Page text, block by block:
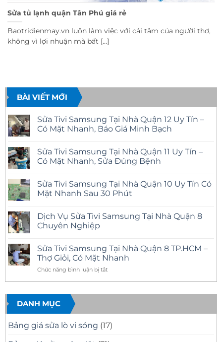
Sửa tủ lạnh quận Tân Phú giá rẻ
Baotridienmay.vn luôn làm việc với cái tâm của người thợ,
không vì lợi nhuận mà bất [...]
BÀI VIẾT MỚI
Sửa Tivi Samsung Tại Nhà Quận 12 Uy Tín –
Có Mặt Nhanh, Báo Giá Minh Bạch
bình
luận
ở
Samsung
Tại
Nhà
Uy
Tín
–
Nhanh,
Báo
Giá
Minh
Bạch
Sửa Tivi Samsung Tại Nhà Quận 11 Uy Tín –
Có Mặt Nhanh, Sửa Đúng Bệnh
bình
luận
ở
Samsung
Tại
Nhà
Uy
Tín
Có
Mặt
Nhanh,
Đúng
Bệnh
Sửa Tivi Samsung Tại Nhà Quận 10 Uy Tín Có
Mặt Nhanh Sau 30 Phút
bình
luận
ở
Samsung
Tại
Nhà
Quận
10
Uy
Có
Mặt
Nhanh
Sau
Phút
Dịch Vụ Sửa Tivi Samsung Tại Nhà Quận 8
Chuyên Nghiệp
bình
luận
ở
Dịch
Vụ
Sửa
Samsung
Tại
Nhà
Quận
Chuyên
Sửa Tivi Samsung Tại Nhà Quận 8 TP.HCM –
Thợ Giỏi, Có Mặt Nhanh
Chức năng bình luận bị tắtở
Samsung
8
DANH MỤC
Bảng giá sửa lò vi sóng (17)